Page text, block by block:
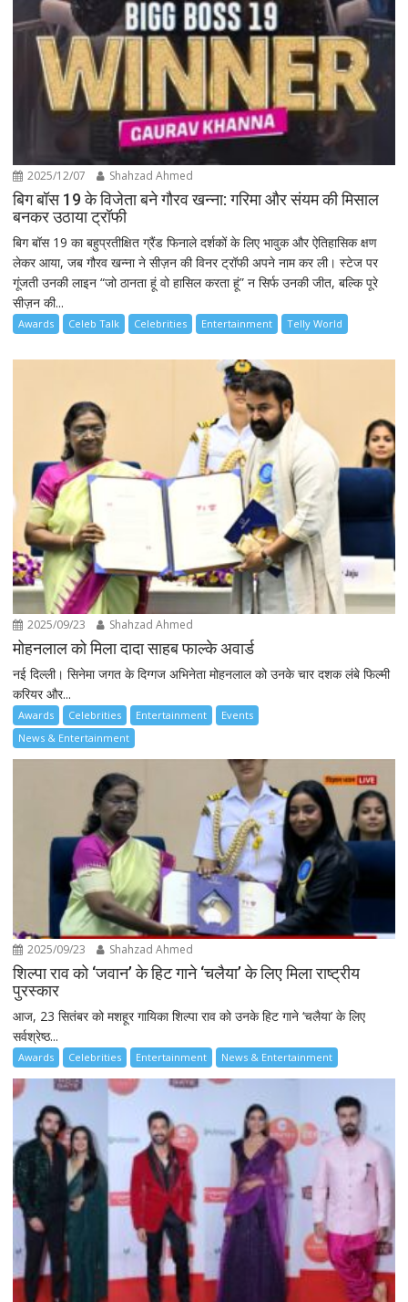
2025/12/07 Shahzad Ahmed
बिग बॉस 19 के विजेता बने गौरव खन्ना: गरिमा और संयम की मिसाल
बनकर उठाया ट्रॉफी
बिग बॉस 19 का बहुप्रतीक्षित ग्रैंड फिनाले दर्शकों के लिए भावुक और ऐतिहासिक क्षण
लेकर आया, जब गौरव खन्ना ने सीज़न की विनर ट्रॉफी अपने नाम कर ली। स्टेज पर
गूंजती उनकी लाइन “जो ठानता हूं वो हासिल करता हूं” न सिर्फ उनकी जीत, बल्कि पूरे
सीज़न की...
Awards Celeb Talk Celebrities Entertainment Telly World
2025/09/23 Shahzad Ahmed
मोहनलाल को मिला दादा साहब फाल्के अवार्ड
नई दिल्ली। सिनेमा जगत के दिग्गज अभिनेता मोहनलाल को उनके चार दशक लंबे फिल्मी
करियर और...
Awards Celebrities Entertainment
Events
News & Entertainment
2025/09/23 Shahzad Ahmed
शिल्पा राव को ‘जवान’ के हिट गाने ‘चलैया’ के लिए मिला राष्ट्रीय
पुरस्कार
आज, 23 सितंबर को मशहूर गायिका शिल्पा राव को उनके हिट गाने ‘चलैया’ के लिए
सर्वश्रेष्ठ...
Awards Celebrities Entertainment News & Entertainment